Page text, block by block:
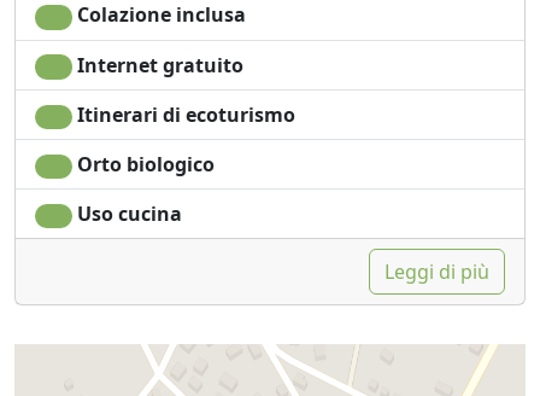
Colazione inclusa
Internet gratuito
Itinerari di ecoturismo
Orto biologico
Uso cucina
Leggi di più